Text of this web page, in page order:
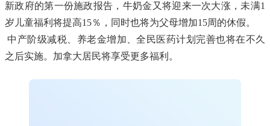
新政府的第一份施政报告，牛奶金又将迎来一次大涨，未满1
岁儿童福利将提高15％，同时也将为父母增加15周的休假。
中产阶级减税、养老金增加、全民医药计划完善也将在不久
之后实施。加拿大居民将享受更多福利。